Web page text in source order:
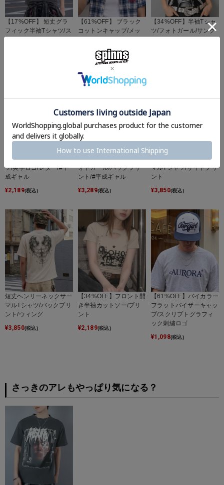
【17%OFF】 短丈グラ
フィック半袖Tシャツ/ス
【61%OFF】 ブラック
コットンキャップ/メッ
1,098(税込)
【34%OFF】半袖Tシャ
ツ/フォトガール/サング
【21%OFF】半袖Tシャ
ツ/英字ロゴ/レター/#平
成ギャル
¥2,189(税込)
Vネック半袖Tシャツ/フ
ォトガール/バックプリ
ント/#平成ギャル
¥3,289(税込)
短丈ヘンリーネックサー
マルTシャツ/サイドプリ
ント
¥3,850(税込)
短丈ヘンリーネックサー
マルTシャツ/バックプリ
ント/ウィング
¥3,850(税込)
【34%OFF】フロント開
き半袖カットソー/プリ
ント
¥2,189(税込)
【61%OFF】バイカラー
フラットバイザーキャッ
プ/スクリプトグラフィ
ック刺繍ロゴ
¥1,098(税込)
さっきのアレもやっぱり気になる？